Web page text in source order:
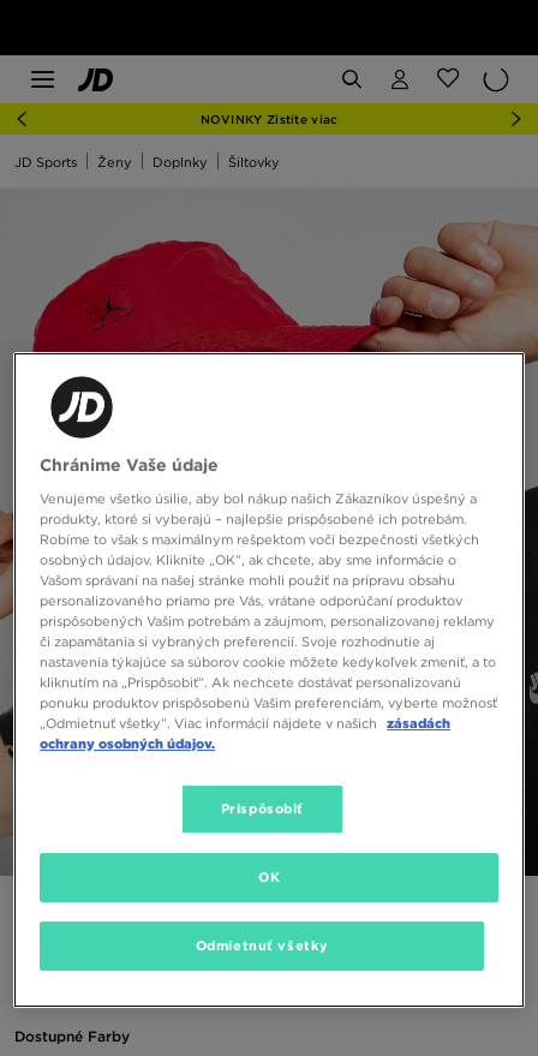
NOVINKY Zistite viac
JD Sports Ženy Doplnky Šiltovky
JORDAN KLOBÚK JUMPMAN
19,00 €
Dostupné Farby
Chránime Vaše údaje
Venujeme všetko úsilie, aby bol nákup našich Zákazníkov úspešný a
produkty, ktoré si vyberajú – najlepšie prispôsobené ich potrebám.
Robíme to však s maximálnym rešpektom voči bezpečnosti všetkých
osobných údajov. Kliknite „OK”, ak chcete, aby sme informácie o
Vašom správaní na našej stránke mohli použiť na prípravu obsahu
personalizovaného priamo pre Vás, vrátane odporúčaní produktov
prispôsobených Vašim potrebám a záujmom, personalizovanej reklamy
či zapamätania si vybraných preferencií. Svoje rozhodnutie aj
nastavenia týkajúce sa súborov cookie môžete kedykoľvek zmeniť, a to
kliknutím na „Prispôsobiť”. Ak nechcete dostávať personalizovanú
ponuku produktov prispôsobenú Vašim preferenciám, vyberte možnosť
„Odmietnuť všetky”. Viac informácií nájdete v našich
zásadách
ochrany osobných údajov.
Prispôsobiť
Odmietnuť všetky
OK